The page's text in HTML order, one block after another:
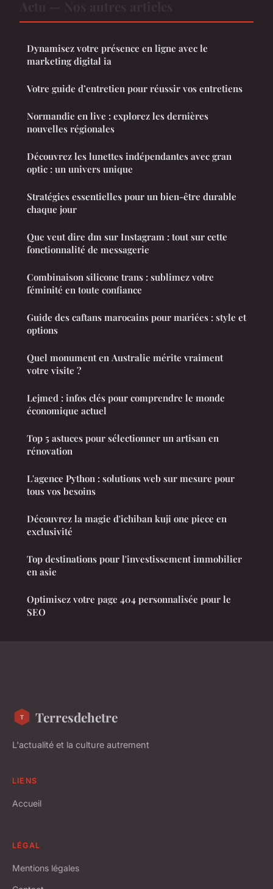
Dynamisez votre présence en ligne avec le
marketing digital ia
Votre guide d’entretien pour réussir vos entretiens
Normandie en live : explorez les dernières
nouvelles régionales
Découvrez les lunettes indépendantes avec gran
optic : un univers unique
Stratégies essentielles pour un bien-être durable
chaque jour
Que veut dire dm sur Instagram : tout sur cette
fonctionnalité de messagerie
Combinaison silicone trans : sublimez votre
féminité en toute confiance
Guide des caftans marocains pour mariées : style et
options
Quel monument en Australie mérite vraiment
votre visite ?
Lejmed : infos clés pour comprendre le monde
économique actuel
Top 5 astuces pour sélectionner un artisan en
rénovation
L'agence Python : solutions web sur mesure pour
tous vos besoins
Découvrez la magie d'ichiban kuji one piece en
exclusivité
Top destinations pour l'investissement immobilier
en asie
Optimisez votre page 404 personnalisée pour le
SEO
Terresdehetre
L'actualité et la culture autrement
LIENS
Accueil
LÉGAL
Mentions légales